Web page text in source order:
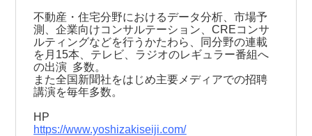
不動産・住宅分野におけるデータ分析、市場予
測、企業向けコンサルテーション、CREコンサ
ルティングなどを行うかたわら、同分野の連載
を月15本、テレビ、ラジオのレギュラー番組へ
の出演 多数。
また全国新聞社をはじめ主要メディアでの招聘
講演を毎年多数。
HP
https://www.yoshizakiseiji.com/